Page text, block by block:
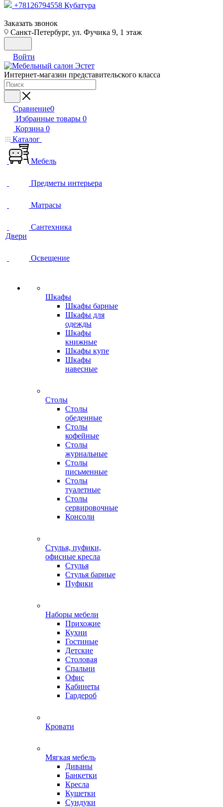
+78126794558 Кубатура
Заказать звонок
Санкт-Петербург, ул. Фучика 9, 1 этаж
Войти
Интернет-магазин представительского класса
Сравнение0
Избранные товары 0
Корзина 0
Каталог
Мебель
Предметы интерьера
Матрасы
Сантехника
Двери
Освещение
Шкафы
Шкафы барные
Шкафы для
одежды
Шкафы
книжные
Шкафы купе
Шкафы
навесные
Столы
Столы
обеденные
Столы
кофейные
Столы
журнальные
Столы
письменные
Столы
туалетные
Столы
сервировочные
Консоли
Стулья, пуфики,
офисные кресла
Стулья
Стулья барные
Пуфики
Наборы мебели
Прихожие
Кухни
Гостиные
Детские
Столовая
Спальни
Офис
Кабинеты
Гардероб
Кровати
Мягкая мебель
Диваны
Банкетки
Кресла
Кушетки
Сундуки